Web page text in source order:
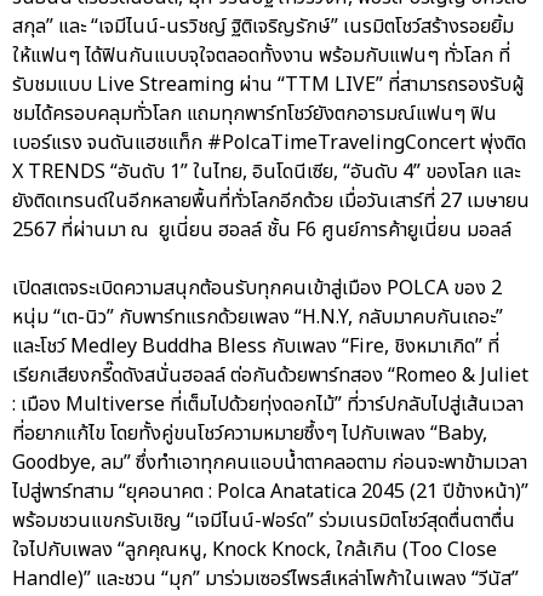
สกุล” และ “เจมีไนน์-นรวิชญ์ ฐิติเจริญรักษ์” เนรมิตโชว์สร้างรอยยิ้ม
ให้แฟนๆ ได้ฟินกันแบบจุใจตลอดทั้งงาน พร้อมกับแฟนๆ ทั่วโลก ที่
รับชมแบบ Live Streaming ผ่าน “TTM LIVE” ที่สามารถรองรับผู้
ชมได้ครอบคลุมทั่วโลก แถมทุกพาร์ทโชว์ยังตกอารมณ์แฟนๆ ฟิน
เบอร์แรง จนดันแฮชแท็ก #PolcaTimeTravelingConcert พุ่งติด
X TRENDS “อันดับ 1” ในไทย, อินโดนีเซีย, “อันดับ 4” ของโลก และ
ยังติดเทรนด์ในอีกหลายพื้นที่ทั่วโลกอีกด้วย เมื่อวันเสาร์ที่ 27 เมษายน
2567 ที่ผ่านมา ณ ยูเนี่ยน ฮอลล์ ชั้น F6 ศูนย์การค้ายูเนี่ยน มอลล์
เปิดสเตจระเบิดความสนุกต้อนรับทุกคนเข้าสู่เมือง POLCA ของ 2
หนุ่ม “เต-นิว” กับพาร์ทแรกด้วยเพลง “H.N.Y, กลับมาคบกันเถอะ”
และโชว์ Medley Buddha Bless กับเพลง “Fire, ชิงหมาเกิด” ที่
เรียกเสียงกรี๊ดดังสนั่นฮอลล์ ต่อกันด้วยพาร์ทสอง “Romeo & Juliet
: เมือง Multiverse ที่เต็มไปด้วยทุ่งดอกไม้” ที่วาร์ปกลับไปสู่เส้นเวลา
ที่อยากแก้ไข โดยทั้งคู่ขนโชว์ความหมายซึ้งๆ ไปกับเพลง “Baby,
Goodbye, ลม” ซึ่งทำเอาทุกคนแอบน้ำตาคลอตาม ก่อนจะพาข้ามเวลา
ไปสู่พาร์ทสาม “ยุคอนาคต : Polca Anatatica 2045 (21 ปีข้างหน้า)”
พร้อมชวนแขกรับเชิญ “เจมีไนน์-ฟอร์ด” ร่วมเนรมิตโชว์สุดตื่นตาตื่น
ใจไปกับเพลง “ลูกคุณหนู, Knock Knock, ใกล้เกิน (Too Close
Handle)” และชวน “มุก” มาร่วมเซอร์ไพรส์เหล่าโพก้าในเพลง “วีนัส”